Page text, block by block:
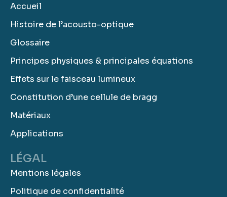
Accueil
Histoire de l’acousto-optique
Glossaire
Principes physiques & principales équations
Effets sur le faisceau lumineux
Constitution d’une cellule de bragg
Matériaux
Applications
LÉGAL
Mentions légales
Politique de confidentialité